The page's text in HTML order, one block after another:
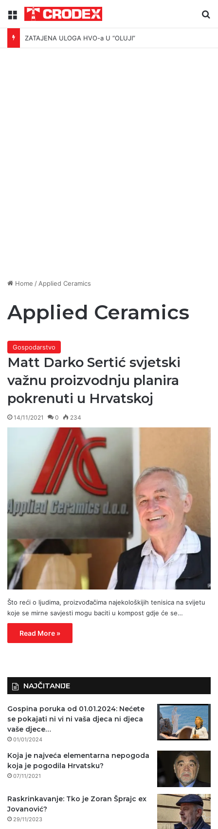
Menu
ZATAJENA ULOGA HVO-a U “OLUJI”
Home / Applied Ceramics
Applied Ceramics
Gospodarstvo
Matt Darko Sertić svjetski
važnu proizvodnju planira
pokrenuti u Hrvatskoj
14/11/2021 0 234
Što reći o ljudima, proizvođačima najekološkijih tenisica na svijetu
koje se mirne savjesti mogu baciti u kompost gdje će se…
Read More »
NAJČITANIJE
Gospina poruka od 01.01.2024: Nećete
se pokajati ni vi ni vaša djeca ni djeca
vaše djece…
01/01/2024
Koja je najveća elementarna nepogoda
koja je pogodila Hrvatsku?
07/11/2021
Raskrinkavanje: Tko je Zoran Šprajc ex
Jovanović?
29/11/2023